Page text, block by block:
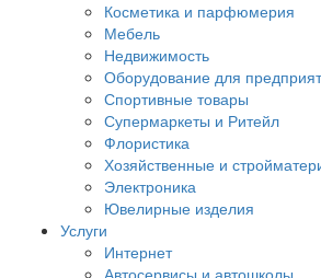
Косметика и парфюмерия
Мебель
Недвижимость
Оборудование для
Спортивные товары
Супермаркеты и Ритейл
Флористика
Хозяйственные и
Электроника
Ювелирные изделия
Услуги
Интернет
Автосервисы и автошколы